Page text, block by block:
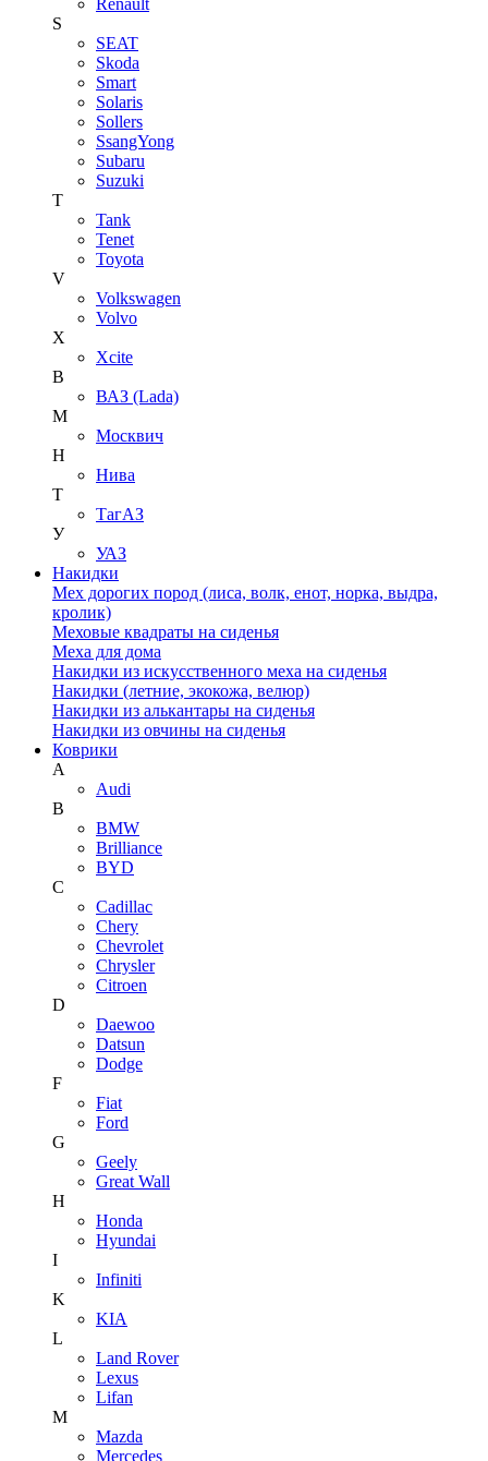
Renault
S
SEAT
Skoda
Smart
Solaris
Sollers
SsangYong
Subaru
Suzuki
T
Tank
Tenet
Toyota
V
Volkswagen
Volvo
X
Xcite
В
ВАЗ (Lada)
М
Москвич
Н
Нива
Т
ТагАЗ
У
УАЗ
Накидки
Мех дорогих пород (лиса, волк, енот, норка, выдра,
кролик)
Меховые квадраты на сиденья
Меха для дома
Накидки из искусственного меха на сиденья
Накидки (летние, экокожа, велюр)
Накидки из алькантары на сиденья
Накидки из овчины на сиденья
Коврики
A
Audi
B
BMW
Brilliance
BYD
C
Cadillac
Chery
Chevrolet
Chrysler
Citroen
D
Daewoo
Datsun
Dodge
F
Fiat
Ford
G
Geely
Great Wall
H
Honda
Hyundai
I
Infiniti
K
KIA
L
Land Rover
Lexus
Lifan
M
Mazda
Mercedes